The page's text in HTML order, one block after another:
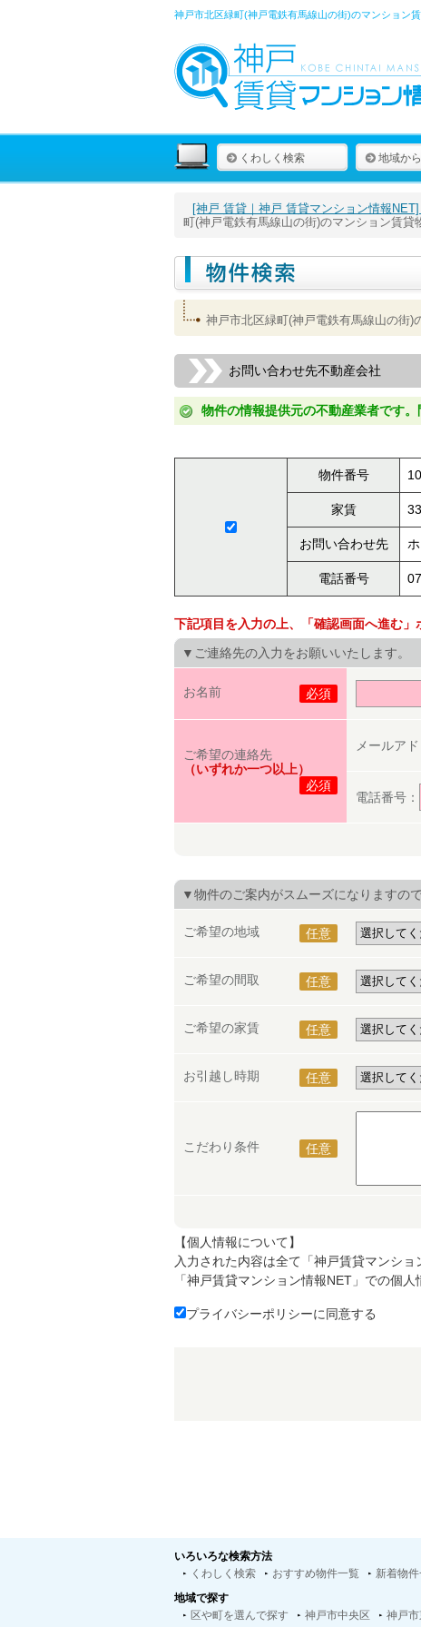
神戸市北区緑町(神戸電鉄有馬線山の街)のマンション
くわしく検索 地域か
[神戸 賃貸｜神戸 賃貸マンション情報
町(神戸電鉄有馬線山の街)のマンション賃貸
神戸市北区緑町(神戸電鉄有馬線山の街)
お問い合わせ先不動産会社
物件の情報提供元の不動産業者です
物件番号
家賃
お問い合わせ先
電話番号
下記項目を入力の上、「確認画面へ進む
▼ご連絡先の入力をお願いいたします。
お名前 必須
ご希望の連絡先
（いずれか一つ以上）
必須
メールアド
電話番号：
▼物件のご案内がスムーズになりますの
ご希望の地域 任意
ご希望の間取 任意
ご希望の家賃 任意
お引越し時期 任意
こだわり条件 任意
【個人情報について】
入力された内容は全て「神戸賃貸マンショ
「神戸賃貸マンション情報NET」での個
プライバシーポリシーに同意する
いろいろな検索方法
くわしく検索
おすすめ物件一覧 新着物
地域で探す
区や町を選んで探す
神戸市中央区 神戸